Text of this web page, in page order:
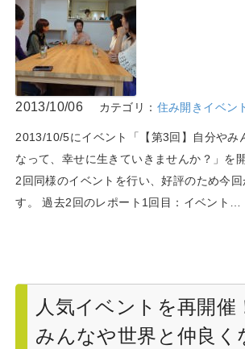
2013/10/06 カテゴリ： 住み開きイベン
2013/10/5にイベント「【第3回】自分やみ
なって、幸せに生きていきませんか？」を
2回同様のイベントを行い、好評のため今
す。 過去2回のレポート1回目：イベント…
人気イベントを再開催
みんなや世界と仲良く